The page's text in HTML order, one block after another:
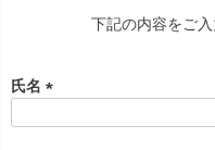
下記の内容をご入
氏名